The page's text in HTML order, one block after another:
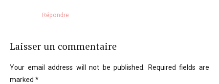
Répondre
Laisser un commentaire
Your email address will not be published. Required fields are
marked *